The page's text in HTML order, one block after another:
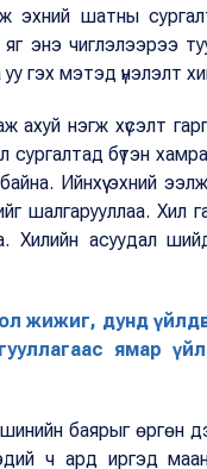
эхний шатны
энэ чиглэлээрээ
гэх мэтэд үнэлэлт
нэгж хүсэлт
л сургалтад бүтэн
Ийнхүү эхний
шалгарууллаа.
Хилийн асуудал
жижиг, дунд
ямар
баярыг өргөн
ч ард иргэд